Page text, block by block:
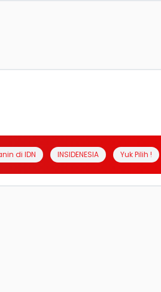
di IDN INSIDENESIA Yuk Pilih !